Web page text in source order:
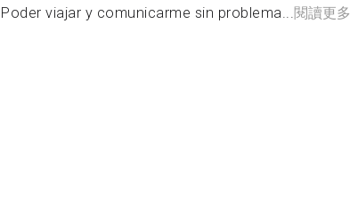
Poder viajar y comunicarme sin problema... 閱讀更多